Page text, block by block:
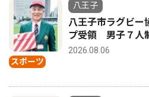
スポーツ
八王子
八王子市ラグビ
プ受領 男子７人
2026.08.06